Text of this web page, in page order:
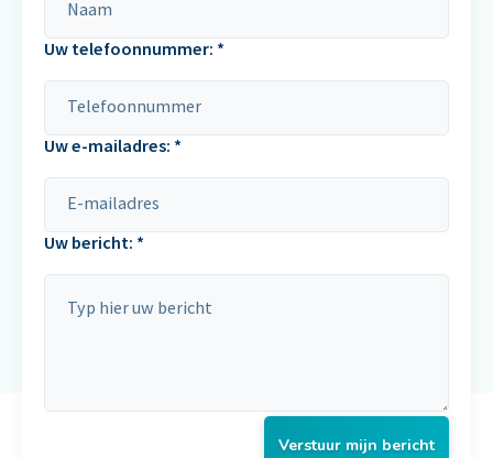
Uw telefoonnummer: *
Uw e-mailadres: *
Uw bericht: *
Verstuur mijn bericht